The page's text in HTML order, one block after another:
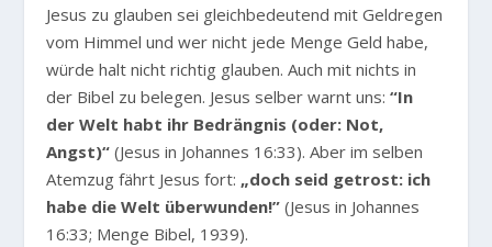
Jesus zu glauben sei gleichbedeutend mit Geldregen
vom Himmel und wer nicht jede Menge Geld habe,
würde halt nicht richtig glauben. Auch mit nichts in
der Bibel zu belegen. Jesus selber warnt uns:“In
der Welt habt ihr Bedrängnis (oder: Not,
Angst)“ (Jesus in Johannes 16:33). Aber im selben
Atemzug fährt Jesus fort: „doch seid getrost: ich
habe die Welt überwunden!” (Jesus in Johannes
16:33; Menge Bibel, 1939).